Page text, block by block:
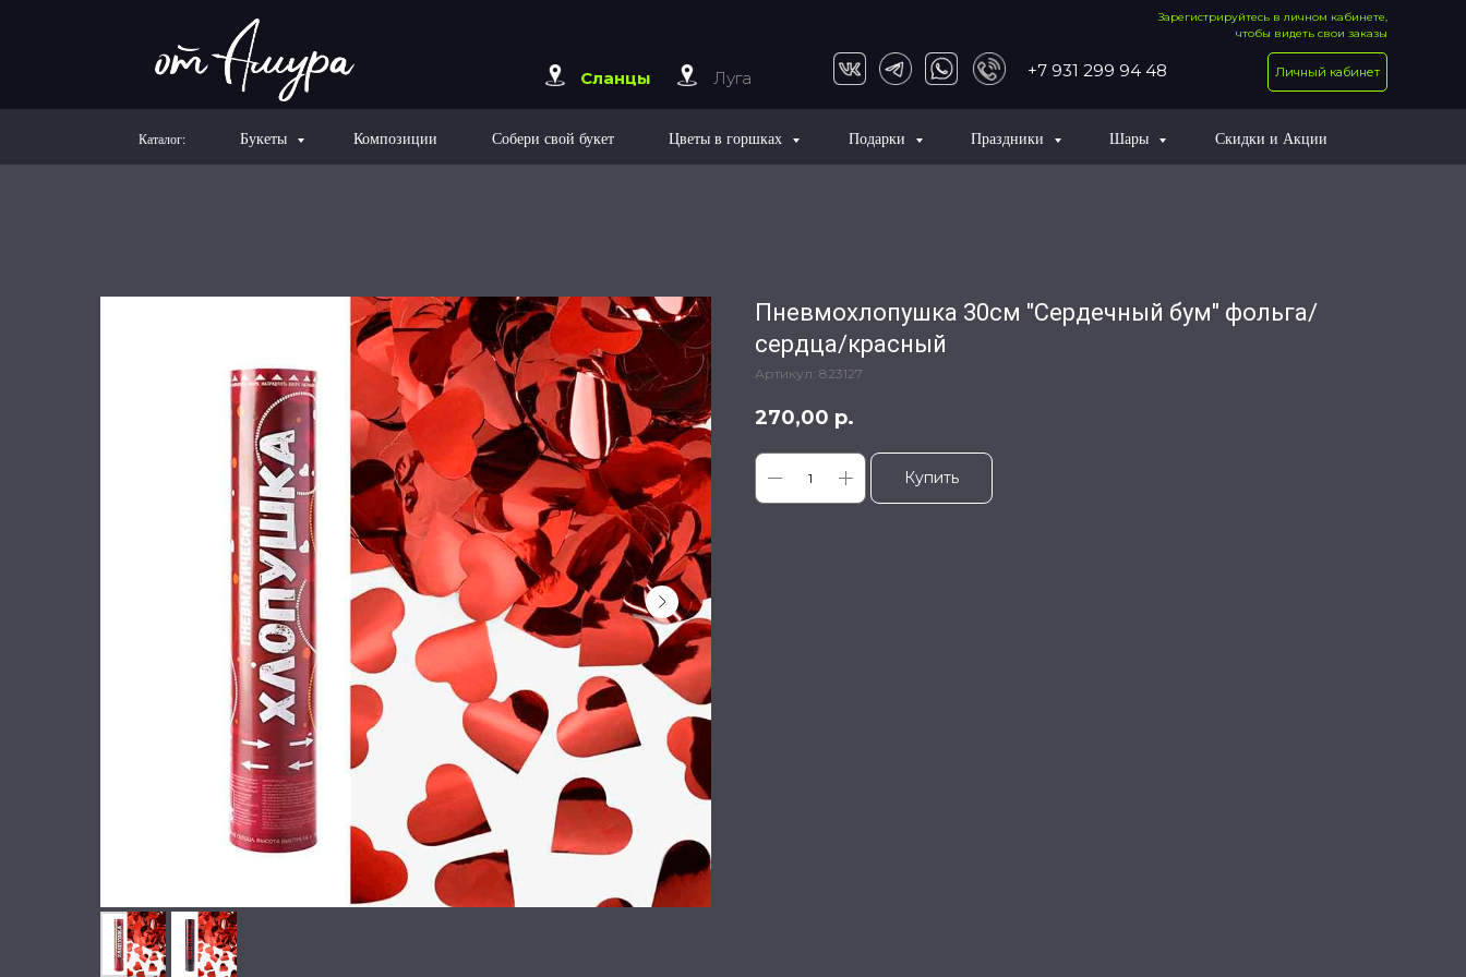
+7 931 299 94 48
Луга
Сланцы Личный кабинет
Зарегистрируйтесь в личном кабинете,
чтобы видеть свои заказы
Каталог: Букеты Композиции Собери свой букет Цветы в горшках Подарки Праздники Шары Скидки и Акции
Пневмохлопушка 30см "Сердечный бум" фольга/
сердца/красный
Артикул: 823127
270,00 р.
Купить